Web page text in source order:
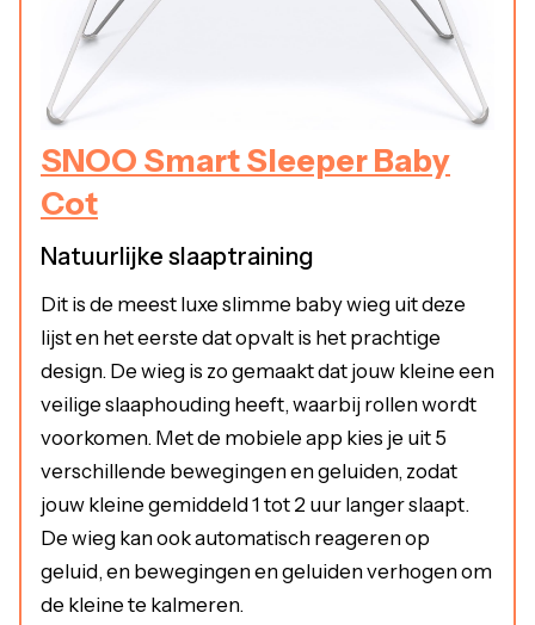
SNOO Smart Sleeper Baby
Cot
Natuurlijke slaaptraining
Dit is de meest luxe slimme baby wieg uit deze
lijst en het eerste dat opvalt is het prachtige
design. De wieg is zo gemaakt dat jouw kleine een
veilige slaaphouding heeft, waarbij rollen wordt
voorkomen. Met de mobiele app kies je uit 5
verschillende bewegingen en geluiden, zodat
jouw kleine gemiddeld 1 tot 2 uur langer slaapt.
De wieg kan ook automatisch reageren op
geluid, en bewegingen en geluiden verhogen om
de kleine te kalmeren.